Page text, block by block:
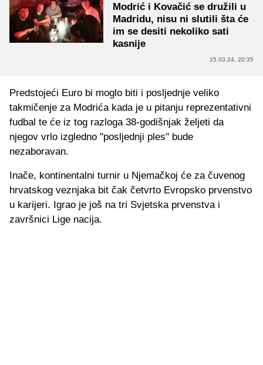
Modrić i Kovačić se družili u
Madridu, nisu ni slutili šta će
im se desiti nekoliko sati
kasnije
15.03.24. 20:35
Predstojeći Euro bi moglo biti i posljednje veliko
takmičenje za Modrića kada je u pitanju reprezentativni
fudbal te će iz tog razloga 38-godišnjak željeti da
njegov vrlo izgledno "posljednji ples" bude
nezaboravan.
Inače, kontinentalni turnir u Njemačkoj će za čuvenog
hrvatskog veznjaka bit čak četvrto Evropsko prvenstvo
u karijeri. Igrao je još na tri Svjetska prvenstva i
završnici Lige nacija.